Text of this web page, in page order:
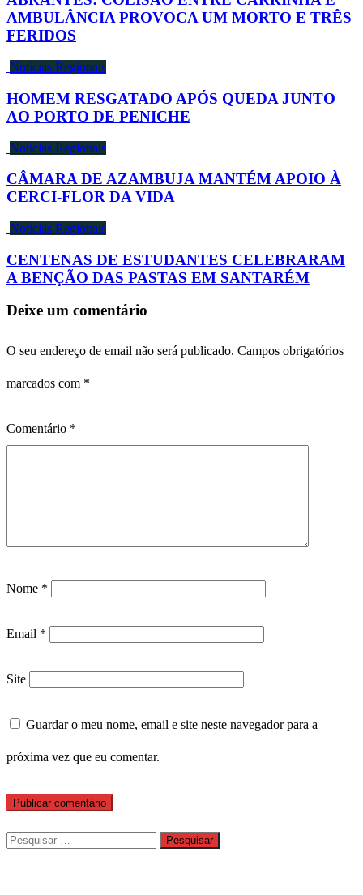
AMBULÂNCIA PROVOCA UM MORTO E TRÊS
FERIDOS
Notícias Regionais
HOMEM RESGATADO APÓS QUEDA JUNTO
AO PORTO DE PENICHE
Notícias Regionais
CÂMARA DE AZAMBUJA MANTÉM APOIO À
CERCI-FLOR DA VIDA
Notícias Regionais
CENTENAS DE ESTUDANTES CELEBRARAM
A BENÇÃO DAS PASTAS EM SANTARÉM
Deixe um comentário
O seu endereço de email não será publicado. Campos obrigatórios
marcados com *
Comentário *
Nome *
Email *
Site
Guardar o meu nome, email e site neste navegador para a
próxima vez que eu comentar.
Pesquisar
por: